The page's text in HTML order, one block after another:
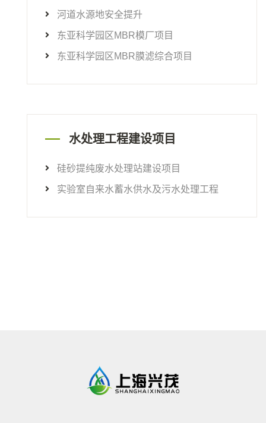
河道水源地安全提升
东亚科学园区MBR模厂项目
东亚科学园区MBR膜滤综合项目
水处理工程建设项目
硅砂提纯废水处理站建设项目
实验室自来水蓄水供水及污水处理工程